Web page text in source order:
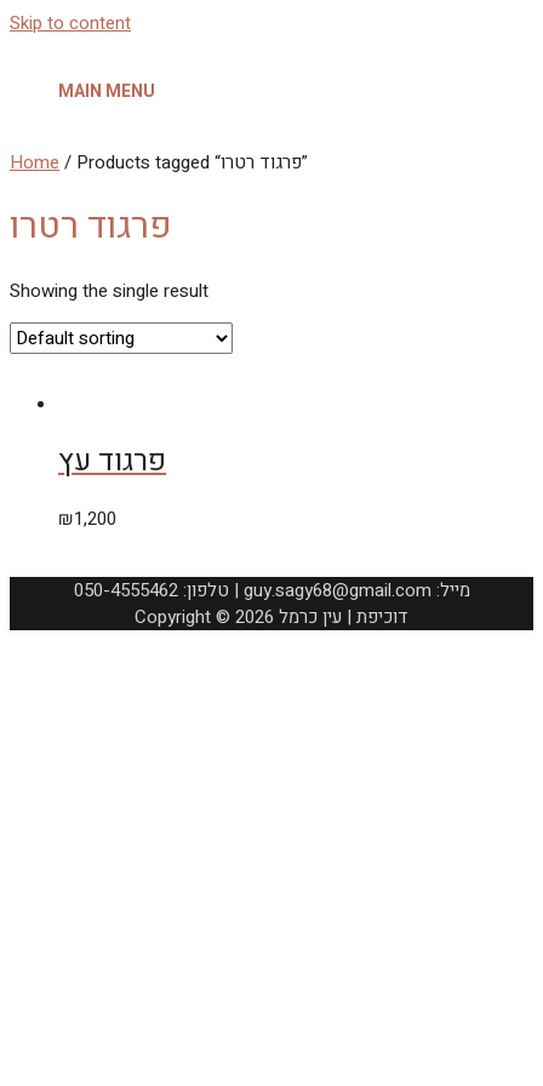
Skip to content
MAIN MENU
Home / Products tagged “פרגוד רטרו”
פרגוד רטרו
Showing the single result
פרגוד עץ
₪1,200
050-4555462 :טלפון | guy.sagy68@gmail.com :מייל
Copyright © 2026 דוכיפת | עין כרמל